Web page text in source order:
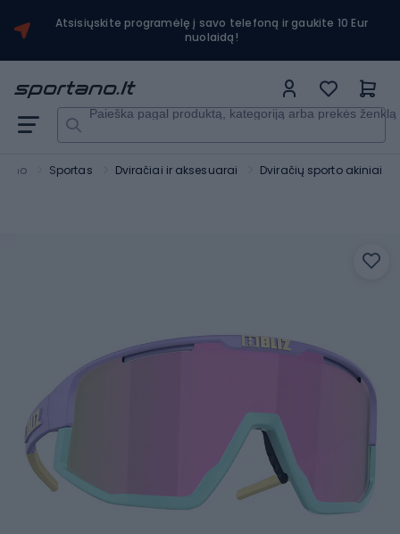
Atsisiųskite programėlę į savo telefoną ir gaukite 10 Eur
nuolaidą!
Paieška pagal produktą, kategoriją arba prekės ženklą
Sportas Dviračiai ir aksesuarai Dviračių sporto akiniai